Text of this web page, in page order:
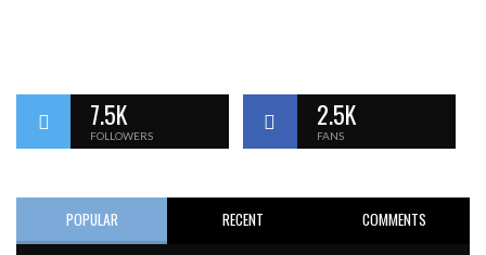
7.5K
FOLLOWERS
2.5K
FANS
POPULAR RECENT COMMENTS